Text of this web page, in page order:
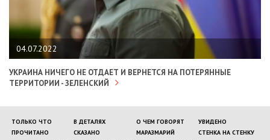
04.07.2022
УКРАИНА НИЧЕГО НЕ ОТДАЕТ И ВЕРНЕТСЯ НА ПОТЕРЯННЫЕ
ТЕРРИТОРИИ - ЗЕЛЕНСКИЙ
ТОЛЬКО ЧТО В ДЕТАЛЯХ О ЧЕМ ГОВОРЯТ
УВИДЕНО
ПРОЧИТАНО
СКАЗАНО МАРАЗМАРИЙ
СТЕНКА НА СТЕНКУ